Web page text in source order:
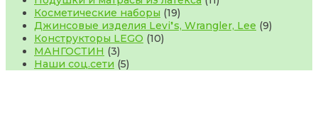
Косметические наборы 1919
товаров
Джинсовые изделия Levi❜s, Wrangler, Lee 99
Конструкторы LEGO 1010
МАНГОСТИН 33
товара
Наши соц.сети 55